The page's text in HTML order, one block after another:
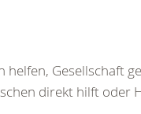
Gesellschaft
direkt hilft oder